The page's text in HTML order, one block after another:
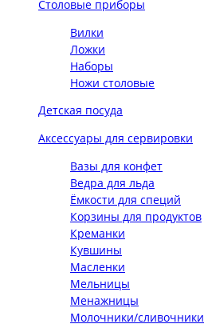
Столовые приборы
Вилки
Ложки
Наборы
Ножи столовые
Детская посуда
Аксессуары для сервировки
Вазы для конфет
Ведра для льда
Ёмкости для специй
Корзины для продуктов
Креманки
Кувшины
Масленки
Мельницы
Менажницы
Молочники/сливочники